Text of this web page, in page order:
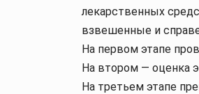
лекарственных
взвешенные и
На первом этапе
На втором — оценка
На третьем этапе